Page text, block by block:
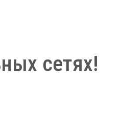
сетях!